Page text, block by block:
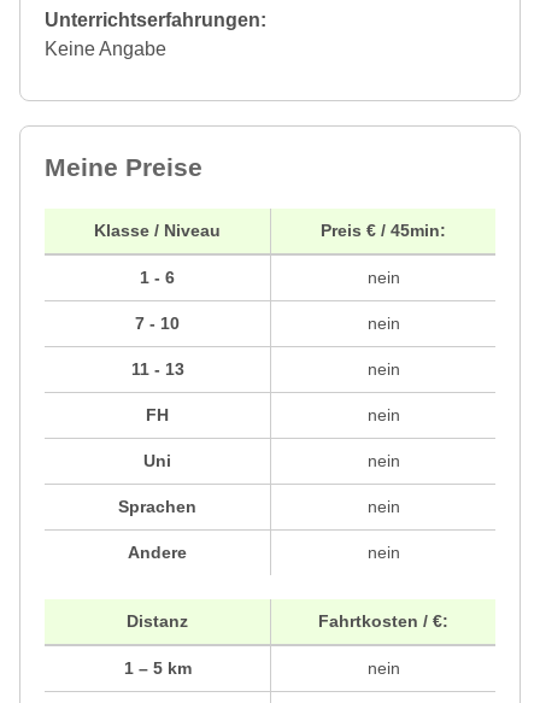
Unterrichtserfahrungen:
Keine Angabe
Meine Preise
Klasse / Niveau
1 - 6
7 - 10
11 - 13
FH
Uni
Sprachen
Andere
Preis € / 45min:
nein
nein
nein
nein
nein
nein
nein
Distanz
1 – 5 km
Fahrtkosten / €:
nein